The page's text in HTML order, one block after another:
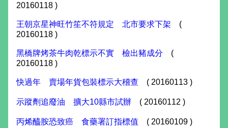
20160118 )
王朝京星神旺竹笙不符規定 北市要求下架 (
20160118 )
黑橋牌烤茶牛肉乾標示不實 檢出豬成分 (
20160118 )
快過年 賣場年貨包裝標示大稽查 ( 20160113 )
示蹤劑追廢油 擴大10縣市試辦 ( 20160112 )
丙烯醯胺恐致癌 食藥署訂指標值 ( 20160109 )